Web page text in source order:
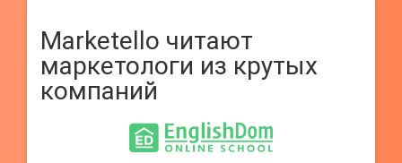
Marketello читают
маркетологи из крутых
компаний